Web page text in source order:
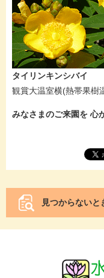
タイリンキンシバイ
観賞大温室横(熱帯果樹
みなさまのご来園を 心
見つからないと